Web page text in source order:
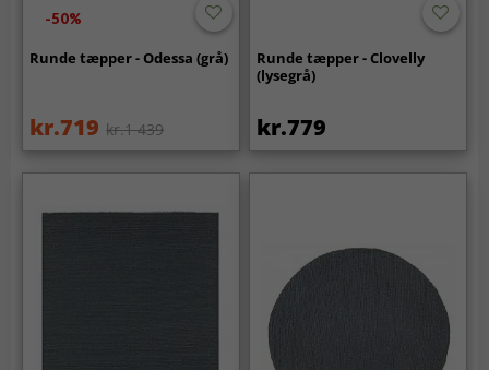
-50%
Runde tæpper - Odessa (grå)
kr.719 kr.1 439
Runde tæpper - Clovelly
(lysegrå)
kr.779